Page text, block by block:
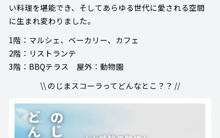
い料理を堪能でき、そしてあらゆる世代に愛される空間
に生まれ変わりました。
1階：マルシェ、ベーカリー、カフェ
2階：リストランテ
3階：BBQテラス 屋外：動物園
\\ のじまスコーラってどんなとこ？？ //